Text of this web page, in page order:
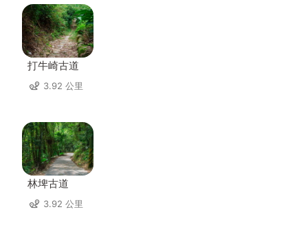
打牛崎古道
3.92 公里
林埤古道
3.92 公里